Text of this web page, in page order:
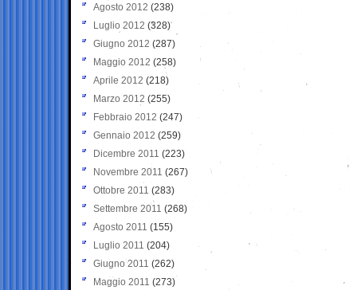
Agosto 2012 (238)
Luglio 2012 (328)
Giugno 2012 (287)
Maggio 2012 (258)
Aprile 2012 (218)
Marzo 2012 (255)
Febbraio 2012 (247)
Gennaio 2012 (259)
Dicembre 2011 (223)
Novembre 2011 (267)
Ottobre 2011 (283)
Settembre 2011 (268)
Agosto 2011 (155)
Luglio 2011 (204)
Giugno 2011 (262)
Maggio 2011 (273)